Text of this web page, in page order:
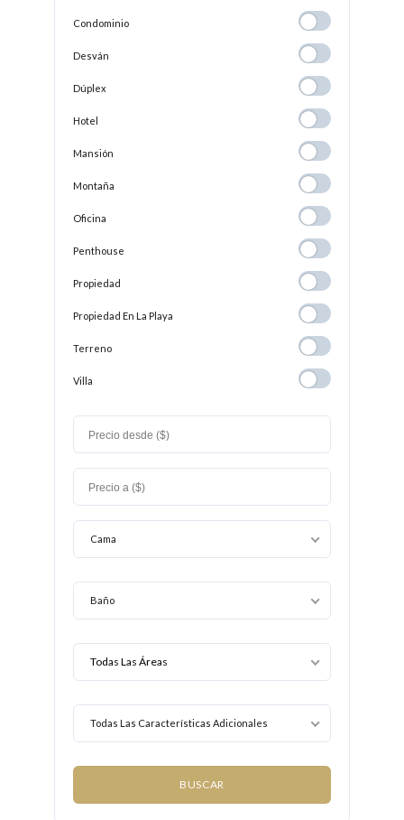
Condominio Condominio
Desván
Dúplex
Hotel
Mansión
Montaña Montaña
Oficina
Penthouse Penthouse
Propiedad Propiedad
Propiedad En La Playa
Propiedad En
La
Playa
Terreno
Villa
Cama
Baño
Todas Las Características Adicionales